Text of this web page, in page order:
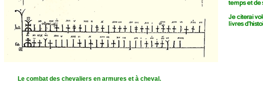
Le combat des chevaliers en armures et à cheval.